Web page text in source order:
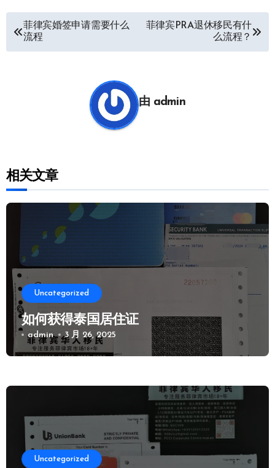
菲律宾婚签申请需要什么
流程
菲律宾PRA退休移民有什
么流程？
由 admin
相关文章
Uncategorized
如何获得泰国居住证
admin 3 月 26, 2025
Uncategorized